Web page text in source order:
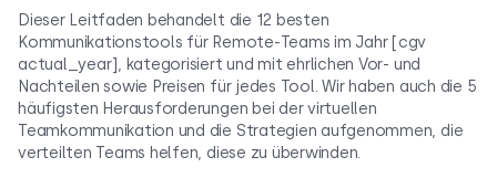
Dieser Leitfaden behandelt die 12 besten
Kommunikationstools für Remote-Teams im Jahr [cgv
actual_year], kategorisiert und mit ehrlichen Vor- und
Nachteilen sowie Preisen für jedes Tool. Wir haben auch die 5
häufigsten Herausforderungen bei der virtuellen
Teamkommunikation und die Strategien aufgenommen, die
verteilten Teams helfen, diese zu überwinden.